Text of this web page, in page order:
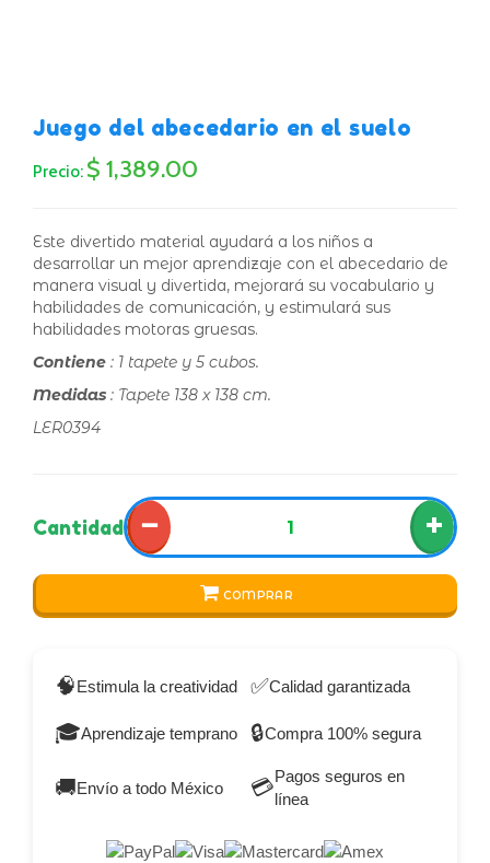
Juego del abecedario en el suelo
Precio: $ 1,389.00
Este divertido material ayudará a los niños a
desarrollar un mejor aprendizaje con el abecedario de
manera visual y divertida, mejorará su vocabulario y
habilidades de comunicación, y estimulará sus
habilidades motoras gruesas.
Contiene : 1 tapete y 5 cubos.
Medidas : Tapete 138 x 138 cm.
LER0394
Cantidad − +
COMPRAR
🧠Estimula la creatividad ✅Calidad garantizada
🎓Aprendizaje temprano 🔒Compra 100% segura
🚚Envío a todo México 💳Pagos seguros en
línea